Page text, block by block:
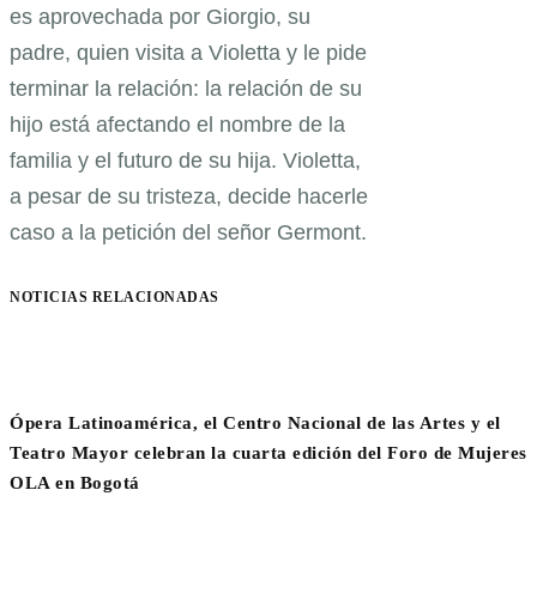
es aprovechada por Giorgio, su
padre, quien visita a Violetta y le pide
terminar la relación: la relación de su
hijo está afectando el nombre de la
familia y el futuro de su hija. Violetta,
a pesar de su tristeza, decide hacerle
caso a la petición del señor Germont.
NOTICIAS RELACIONADAS
Ópera Latinoamérica, el Centro Nacional de las Artes y el
Teatro Mayor celebran la cuarta edición del Foro de Mujeres
OLA en Bogotá